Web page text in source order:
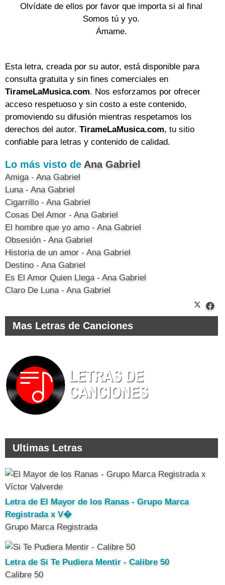
Olvídate de ellos por favor que importa si al final
Somos tú y yo.
Ámame.
Esta letra, creada por su autor, está disponible para
consulta gratuita y sin fines comerciales en
TirameLaMusica.com. Nos esforzamos por ofrecer
acceso respetuoso y sin costo a este contenido,
promoviendo su difusión mientras respetamos los
derechos del autor. TirameLaMusica.com, tu sitio
confiable para letras y contenido de calidad.
Lo más visto de Ana Gabriel
Amiga - Ana Gabriel
Luna - Ana Gabriel
Cigarrillo - Ana Gabriel
Cosas Del Amor - Ana Gabriel
El hombre que yo amo - Ana Gabriel
Obsesión - Ana Gabriel
Historia de un amor - Ana Gabriel
Destino - Ana Gabriel
Es El Amor Quien Llega - Ana Gabriel
Claro De Luna - Ana Gabriel
Mas Letras de Canciones
Ultimas Letras
Letra de El Mayor de los Ranas - Grupo Marca
Registrada x V�
Grupo Marca Registrada
Letra de Si Te Pudiera Mentir - Calibre 50
Calibre 50